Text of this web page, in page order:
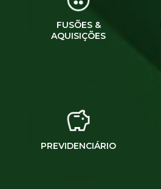
FUSÕES &
AQUISIÇÕES
PREVIDENCIÁRIO